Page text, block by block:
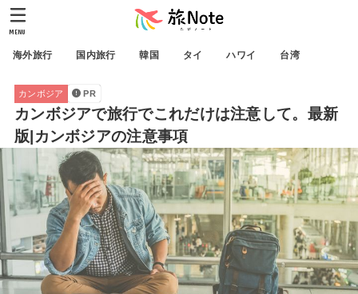
海外旅行 国内旅行 韓国 タイ ハワイ 台湾
MENU
カンボジア PR
カンボジアで旅行でこれだけは注意して。最新
版|カンボジアの注意事項